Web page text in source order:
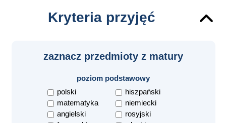
Kryteria przyjęć
zaznacz przedmioty z matury
poziom podstawowy
polski
matematyka
angielski
hiszpański
niemiecki
rosyjski